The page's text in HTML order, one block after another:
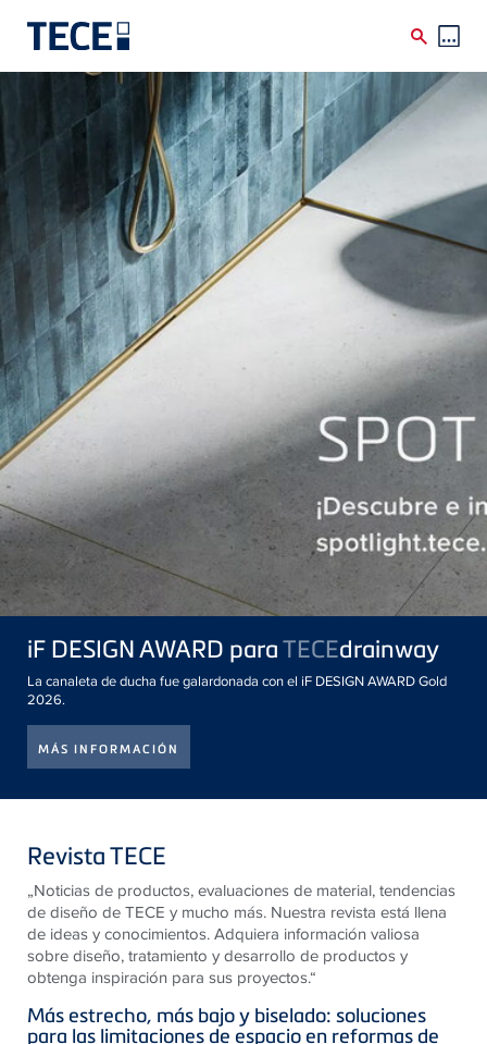
Skip to main content
iF DESIGN AWARD paraTECEdrainway
La canaleta de ducha fue galardonada con el iF DESIGN AWARD Gold
2026.
MÁS INFORMACIÓN
Revista TECE
„Noticias de productos, evaluaciones de material, tendencias
de diseño deTECE y mucho más. Nuestra revista está llena
de ideas y conocimientos. Adquiera información valiosa
sobre diseño, tratamiento y desarrollo de productos y
obtenga inspiración para sus proyectos.“
Más estrecho, más bajo y biselado: soluciones
para las limitaciones de espacio en reformas de